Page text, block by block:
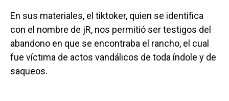
En sus materiales, el tiktoker, quien se identifica
con el nombre de jR, nos permitió ser testigos del
abandono en que se encontraba el rancho, el cual
fue víctima de actos vandálicos de toda índole y de
saqueos.